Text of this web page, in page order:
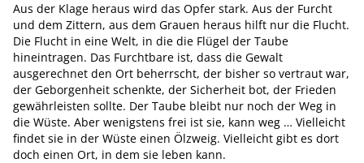
Aus der Klage heraus wird das Opfer stark. Aus der Furcht
und dem Zittern, aus dem Grauen heraus hilft nur die Flucht.
Die Flucht in eine Welt, in die die Flügel der Taube
hineintragen. Das Furchtbare ist, dass die Gewalt
ausgerechnet den Ort beherrscht, der bisher so vertraut war,
der Geborgenheit schenkte, der Sicherheit bot, der Frieden
gewährleisten sollte. Der Taube bleibt nur noch der Weg in
die Wüste. Aber wenigstens frei ist sie, kann weg … Vielleicht
findet sie in der Wüste einen Ölzweig. Vielleicht gibt es dort
doch einen Ort, in dem sie leben kann.